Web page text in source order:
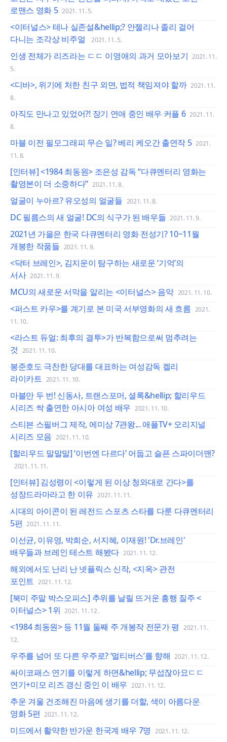
로맨스 영화 5 2021. 11. 5.
<이터널스> 테나 실존설&hellip;? 안젤리나 졸리 걸어
다니는 조각상 비주얼
2021. 11. 5.
인생 전체가 리즈라는 ㄷㄷ 이영애의 과거 모아보기 2021. 11.
5.
<디바>, 위기에 처한 친구 외면, 법적 책임져야 할까 2021. 11.
8.
아직도 만나고 있었어?! 장기 연애 중인 배우 커플 6 2021. 11.
8.
마블 이전 필모그래피 무슨 일? 베리 케오간 출연작 5 2021.
11. 8.
[인터뷰] <1984 최동원> 조은성 감독 “다큐멘터리 영화는
촬영본이 더 소중하다” 2021. 11. 8.
얼굴이 누아르? 유오성의 얼굴들 2021. 11. 8.
DC 필름스의 새 얼굴! DC의 식구가 된 배우들 2021. 11. 9.
2021년 가을은 한국 다큐멘터리 영화 전성기? 10~11월
개봉한 작품들 2021. 11. 9.
<닥터 브레인>, 김지운이 탐구하는 새로운 ‘기억’의
서사 2021. 11. 9.
MCU의 새로운 서막을 알리는 <이터널스> 음악 2021. 11. 10.
<퍼스트 카우>를 계기로 본 미국 서부영화의 새 흐름 2021.
11. 10.
<라스트 듀얼: 최후의 결투>가 반복함으로써 멈추려는
것 2021. 11. 10.
봉준호도 극찬한 당대를 대표하는 여성감독 켈리
라이카트 2021. 11. 10.
마블만 두 번! 신동사, 트랜스포머, 셜록&hellip; 할리우드
시리즈 싹 출연한 아시아 여성 배우 2021. 11. 10.
스티븐 스필버그 제작, 에미상 7관왕... 애플TV+ 오리지널
시리즈 모음 2021. 11. 10.
[할리우드 말말말] ‘이번엔 다르다’ 어둡고 슬픈 스파이더맨?
2021. 11. 11.
[인터뷰] 김성령이 <이렇게 된 이상 청와대로 간다>를
성장드라마라고 한 이유 2021. 11. 11.
시대의 아이콘이 된 레전드 스포츠 스타를 다룬 다큐멘터리
5편 2021. 11. 11.
이선균, 이유영, 박희순, 서지혜, 이재원! 'Dr.브레인'
배우들과 브레인 테스트 해봤다 2021. 11. 12.
해외에서도 난리 난 넷플릭스 신작, <지옥> 관전
포인트 2021. 11. 12.
[북미 주말 박스오피스] 추위를 날릴 뜨거운 흥행 질주 <
이터널스> 1위 2021. 11. 12.
<1984 최동원> 등 11월 둘째 주 개봉작 전문가 평 2021. 11.
12.
우주를 넘어 또 다른 우주로? ‘멀티버스’를 향해 2021. 11. 12.
싸이코패스 연기를 이렇게 하면&hellip; 무섭잖아요ㄷㄷ
연기+미모 리즈 갱신 중인 이 배우 2021. 11. 12.
추운 겨울 건조해진 마음에 생기를 더할, 색이 아름다운
영화 5편 2021. 11. 12.
미드에서 활약한 반가운 한국계 배우 7명 2021. 11. 12.